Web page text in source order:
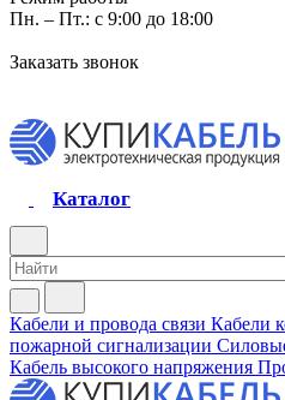
Пн. – Пт.: с 9:00 до 18:00
Заказать звонок
Каталог
Кабели и провода связи Кабели
пожарной сигнализации
Кабель высокого напряжения